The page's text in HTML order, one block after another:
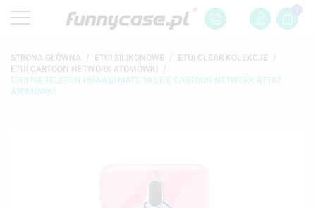
0
STRONA GŁÓWNA ETUI SILIKONOWE
ETUI CLEAR KOLEKCJE
ETUI CARTOON NETWORK ATOMÓWKI
ETUI NA TELEFON HUAWEI MATE 10 LITE CARTOON NETWORK AT102
ATOMÓWKI